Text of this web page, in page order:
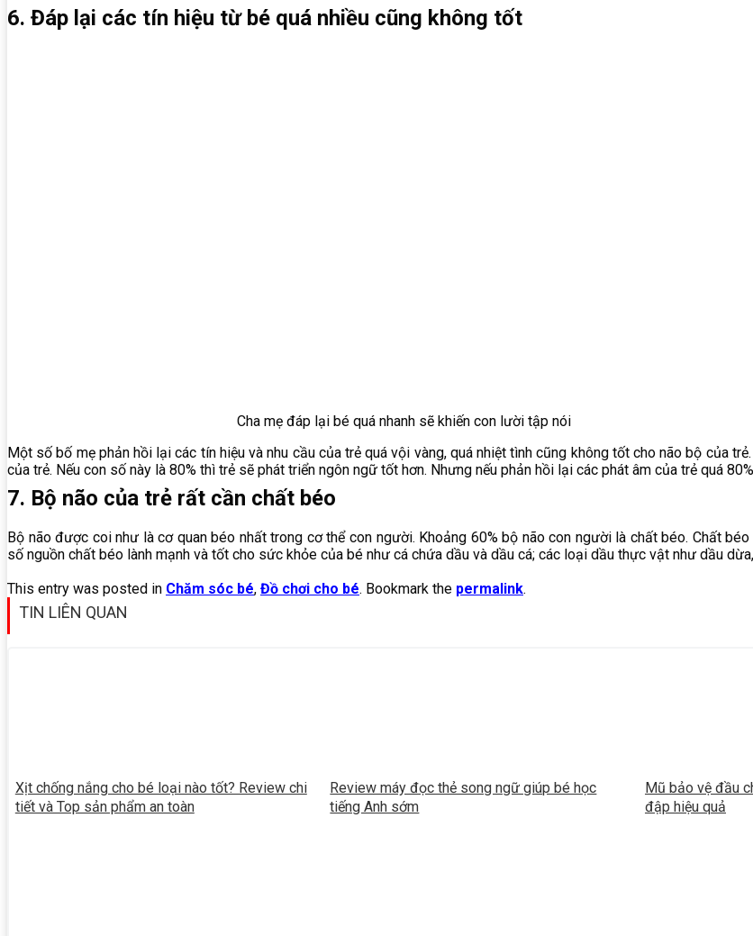
6. Đáp lại các tín hiệu từ bé quá nhiều cũng không tốt
Cha mẹ đáp lại bé quá nhanh sẽ khiến con lười tập nói
Một số bố mẹ phản hồi lại các tín hiệu và nhu cầu của trẻ quá vội vàng, quá nhiệt tình cũng không tốt cho não bộ của
của trẻ. Nếu con số này là 80% thì trẻ sẽ phát triển ngôn ngữ tốt hơn. Nhưng nếu phản hồi lại các phát âm của trẻ quá
7. Bộ não của trẻ rất cần chất béo
Bộ não được coi như là cơ quan béo nhất trong cơ thể con người. Khoảng 60% bộ não con người là chất béo. Chất
số nguồn chất béo lành mạnh và tốt cho sức khỏe của bé như cá chứa dầu và dầu cá; các loại dầu thực vật như dầu
This entry was posted in Chăm sóc bé, Đồ chơi cho bé. Bookmark the permalink.
TIN LIÊN QUAN
Xịt chống nắng cho bé loại nào tốt? Review chi
tiết và Top sản phẩm an toàn
Review máy đọc thẻ song ngữ giúp bé học
tiếng Anh sớm
Mũ bảo vệ đầu
đập hiệu quả